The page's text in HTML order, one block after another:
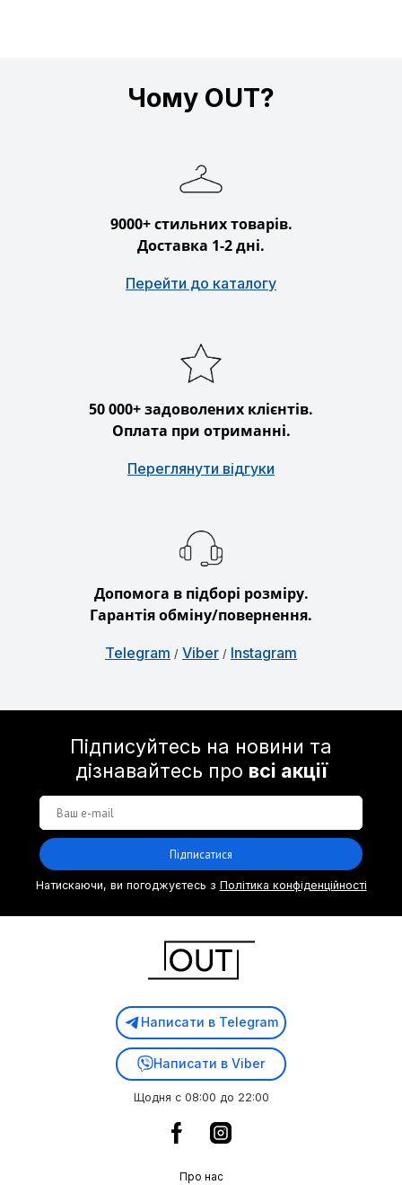
Чому OUT?
9000+ стильних товарів.
Доставка 1-2 дні.
Перейти до каталогу
50 000+ задоволених клієнтів.
Оплата при отриманні.
Переглянути відгуки
Допомога в підборі розміру.
Гарантія обміну/повернення.
Telegram / Viber / Instagram
Підписуйтесь на новини та
дізнавайтесь про всі акції
Підписатися
Натискаючи, ви погоджуєтесь з Політика конфіденційності
Написати в Telegram
Написати в Viber
Щодня с 08:00 до 22:00
Про нас